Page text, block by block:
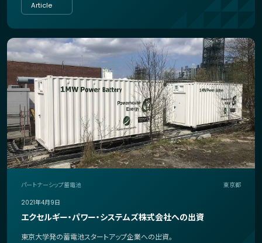
Article
パートナーシップ蓄電池
東京都
2021年4月9日
エクセルギー・パワー・システムズ株式会社への出資
東京大学発の蓄電池スタートアップ企業への出資。